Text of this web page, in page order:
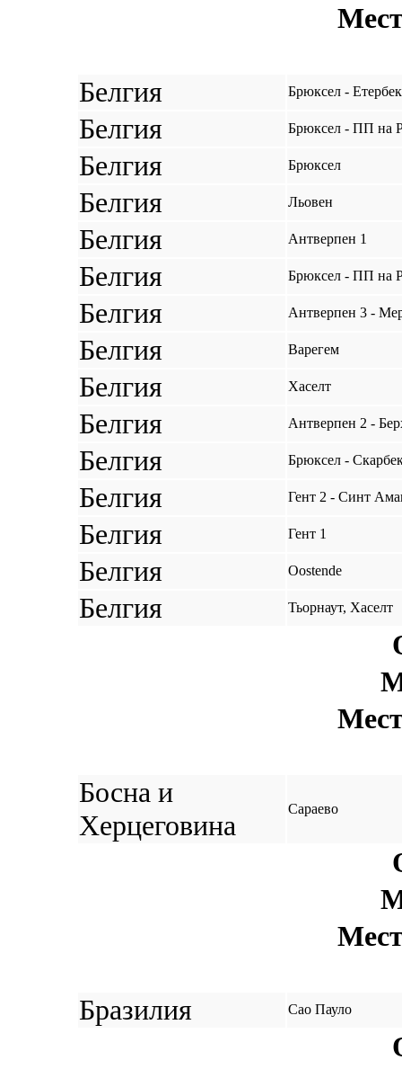
Белгия Брюксел - Етербек
Белгия Брюксел - ПП на
Белгия Брюксел
Белгия Льовен
Белгия Антверпен 1
Белгия Брюксел - ПП на
Белгия Антверпен 3 -
Белгия Варегем
Белгия Хаселт
Белгия Антверпен 2 -
Белгия Брюксел -
Белгия Гент 2 - Синт
Белгия Гент 1
Белгия Oostende
Белгия Тьорнаут, Хаселт
Босна и
Херцеговина
Сараево
Бразилия Сао Пауло